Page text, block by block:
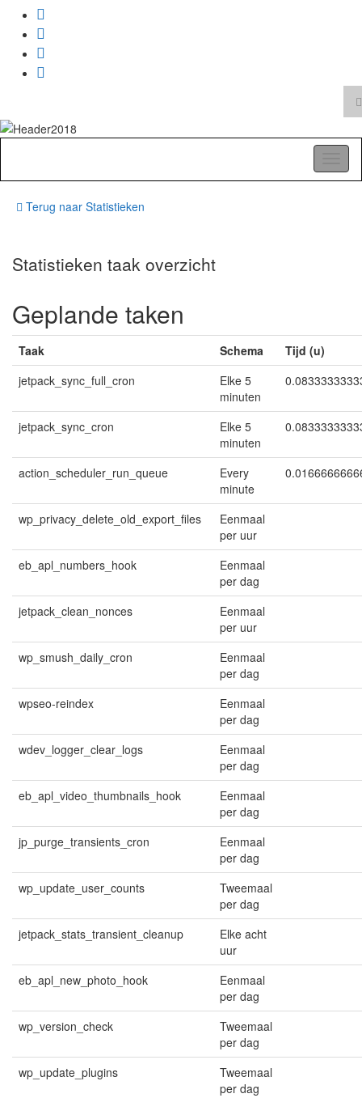
Search
Terug naar Statistieken
Statistieken taak overzicht
Geplande taken
Taak Schema
Tijd (u)
jetpack_sync_full_cron
Elke 5
minuten
jetpack_sync_cron
Elke 5
minuten
action_scheduler_run_queue
Every
minute
wp_privacy_delete_old_export_files
Eenmaal
per uur
eb_apl_numbers_hook
Eenmaal
per dag
jetpack_clean_nonces
Eenmaal
per uur
wp_smush_daily_cron
Eenmaal
per dag
wpseo-reindex
Eenmaal
per dag
wdev_logger_clear_logs
Eenmaal
per dag
eb_apl_video_thumbnails_hook
Eenmaal
per dag
jp_purge_transients_cron
Eenmaal
per dag
wp_update_user_counts
Tweemaal
per dag
jetpack_stats_transient_cleanup
Elke acht
uur
eb_apl_new_photo_hook
Eenmaal
per dag
wp_version_check
Tweemaal
per dag
wp_update_plugins
Tweemaal
per dag